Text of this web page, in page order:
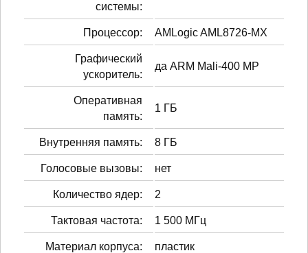
системы:
Процессор: AMLogic AML8726-MX
Графический
ускоритель:
да ARM Mali-400 MP
Оперативная
память:
1 ГБ
Внутренняя память: 8 ГБ
Голосовые вызовы: нет
Количество ядер: 2
Тактовая частота: 1 500 МГц
Материал корпуса: пластик